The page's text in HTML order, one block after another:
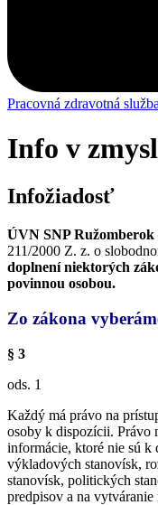
Pracovná zdravotná
Info v
Infožiadosť
ÚVN SNP
211/2000 Z. z. o
doplnení niektorých
povinnou osobou.
Zo zákona
§ 3
ods. 1
Každý má právo na
osoby k dispozícii. Právo
informácie, ktoré nie sú k
výkladových stanovísk,
stanovísk, politických
predpisov a na vytváranie